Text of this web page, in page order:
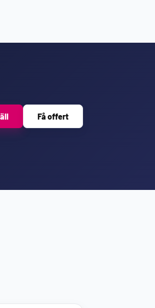
Få offert